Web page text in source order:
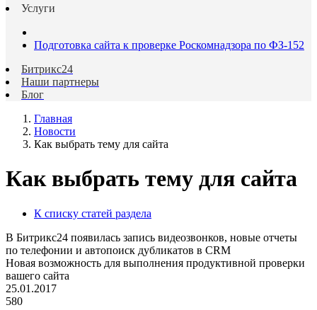
Услуги
Подготовка сайта к проверке Роскомнадзора по ФЗ-152
Битрикс24
Наши партнеры
Блог
Главная
Новости
Как выбрать тему для сайта
Как выбрать тему для сайта
К списку статей раздела
В Битрикс24 появилась запись видеозвонков, новые отчеты
по телефонии и автопоиск дубликатов в CRM
Новая возможность для выполнения продуктивной проверки
вашего сайта
25.01.2017
580